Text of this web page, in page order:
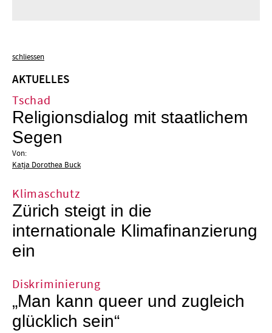
schliessen
AKTUELLES
Tschad
Religionsdialog mit staatlichem
Segen
Von:
Katja Dorothea Buck
Klimaschutz
Zürich steigt in die
internationale Klimafinanzierung
ein
Diskriminierung
„Man kann queer und zugleich
glücklich sein“